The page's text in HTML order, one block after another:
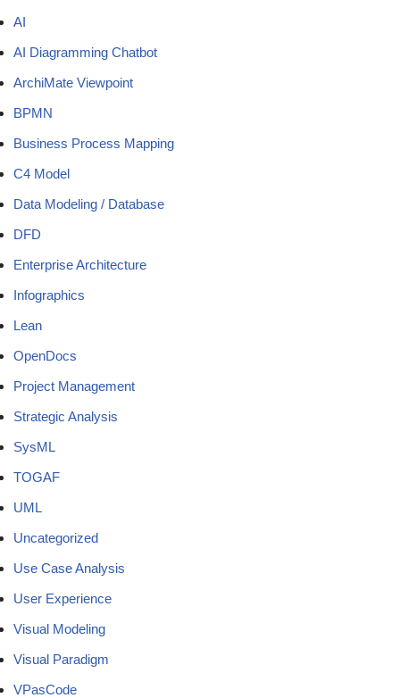
AI
AI Diagramming Chatbot
ArchiMate Viewpoint
BPMN
Business Process Mapping
C4 Model
Data Modeling / Database
DFD
Enterprise Architecture
Infographics
Lean
OpenDocs
Project Management
Strategic Analysis
SysML
TOGAF
UML
Uncategorized
Use Case Analysis
User Experience
Visual Modeling
Visual Paradigm
VPasCode